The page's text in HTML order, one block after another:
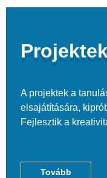
Projektek
A projektek a
elsajátítására,
Fejlesztik a
Tovább